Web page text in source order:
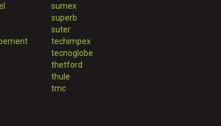
sumex
superb
suter
techimpex
tecnoglobe
thetford
thule
tmc